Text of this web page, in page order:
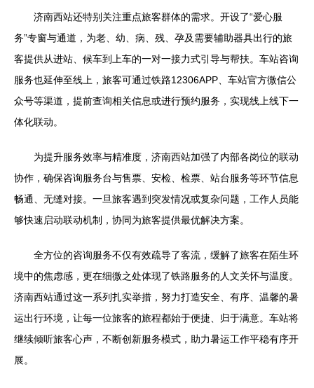
济南西站还特别关注重点旅客群体的需求。开设了“爱心服
务”专窗与通道，为老、幼、病、残、孕及需要辅助器具出行的旅
客提供从进站、候车到上车的一对一接力式引导与帮扶。车站咨询
服务也延伸至线上，旅客可通过铁路12306APP、车站官方微信公
众号等渠道，提前查询相关信息或进行预约服务，实现线上线下一
体化联动。
为提升服务效率与精准度，济南西站加强了内部各岗位的联动
协作，确保咨询服务台与售票、安检、检票、站台服务等环节信息
畅通、无缝对接。一旦旅客遇到突发情况或复杂问题，工作人员能
够快速启动联动机制，协同为旅客提供最优解决方案。
全方位的咨询服务不仅有效疏导了客流，缓解了旅客在陌生环
境中的焦虑感，更在细微之处体现了铁路服务的人文关怀与温度。
济南西站通过这一系列扎实举措，努力打造安全、有序、温馨的暑
运出行环境，让每一位旅客的旅程都始于便捷、归于满意。车站将
继续倾听旅客心声，不断创新服务模式，助力暑运工作平稳有序开
展。